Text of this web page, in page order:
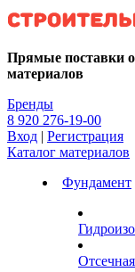
Kg
Прямые поставки
материалов
Бренды
8 920 276-19-00
Вход | Регистрация
Каталог материалов
Фундамент